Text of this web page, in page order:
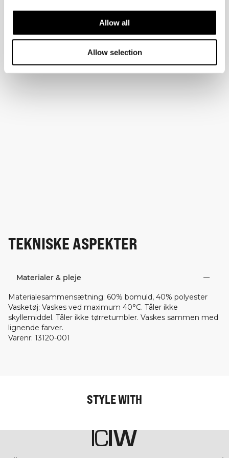
Allow all
Allow selection
TEKNISKE ASPEKTER
Materialer & pleje
Materialesammensætning: 60% bomuld, 40% polyester
Vasketøj: Vaskes ved maximum 40°C. Tåler ikke
skyllemiddel. Tåler ikke tørretumbler. Vaskes sammen med
lignende farver.
Varenr: 13120-001
STYLE WITH